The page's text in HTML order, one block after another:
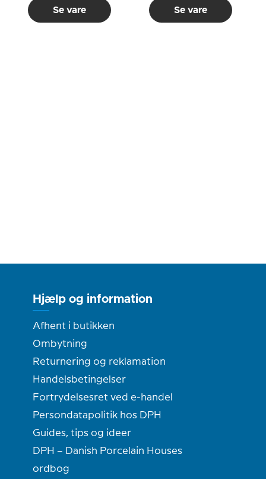
Se vare Se vare
Hjælp og information
Afhent i butikken
Ombytning
Returnering og reklamation
Handelsbetingelser
Fortrydelsesret ved e-handel
Persondatapolitik hos DPH
Guides, tips og ideer
DPH – Danish Porcelain Houses
ordbog